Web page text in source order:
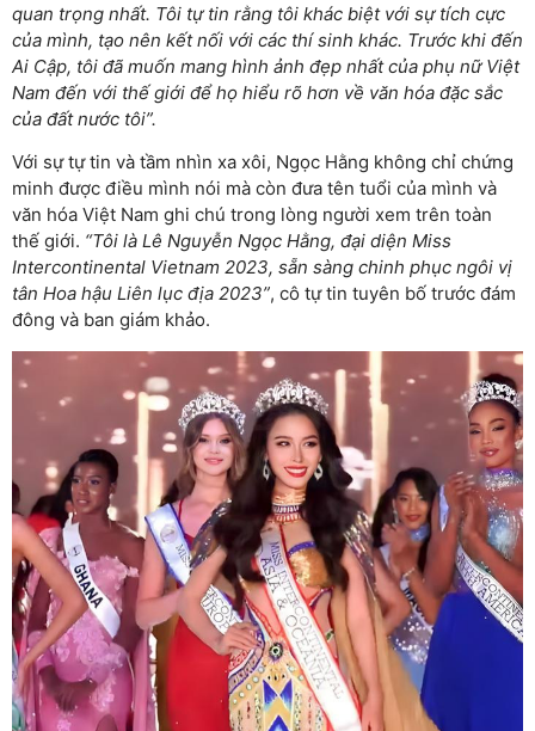
quan trọng nhất. Tôi tự tin rằng tôi khác biệt với sự tích cực
của mình, tạo nên kết nối với các thí sinh khác. Trước khi đến
Ai Cập, tôi đã muốn mang hình ảnh đẹp nhất của phụ nữ Việt
Nam đến với thế giới để họ hiểu rõ hơn về văn hóa đặc sắc
của đất nước tôi”.
Với sự tự tin và tầm nhìn xa xôi, Ngọc Hằng không chỉ chứng
minh được điều mình nói mà còn đưa tên tuổi của mình và
văn hóa Việt Nam ghi chú trong lòng người xem trên toàn
thế giới. “Tôi là Lê Nguyễn Ngọc Hằng, đại diện Miss
Intercontinental Vietnam 2023, sẵn sàng chinh phục ngôi vị
tân Hoa hậu Liên lục địa 2023”, cô tự tin tuyên bố trước đám
đông và ban giám khảo.